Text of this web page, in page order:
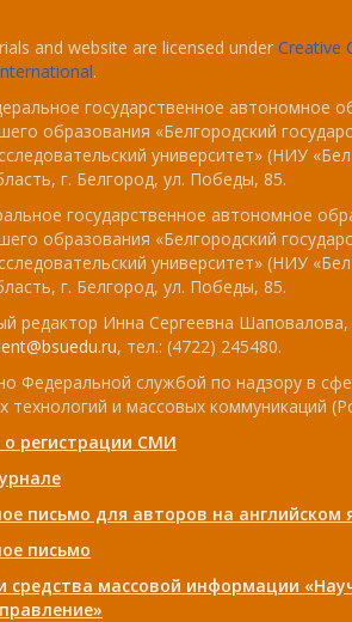
and website are licensed under Creative
.
государственное автономное
образования «Белгородский
университет» (НИУ
г. Белгород, ул. Победы, 85.
государственное автономное
образования «Белгородский
университет» (НИУ
г. Белгород, ул. Победы, 85.
редактор Инна Сергеевна
, тел.: (4722) 245480.
Федеральной службой по надзору в
технологий и массовых коммуникаций
о регистрации СМИ
письмо для авторов на английском
письмо
средства массовой информации